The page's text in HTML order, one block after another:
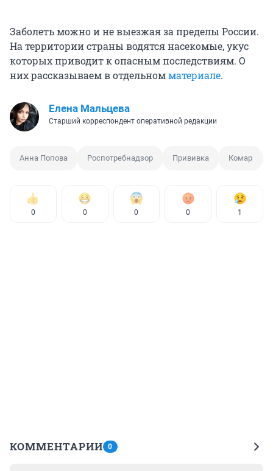
Заболеть можно и не выезжая за пределы России.
На территории страны водятся насекомые, укус
которых приводит к опасным последствиям. О
них рассказываем в отдельномматериале.
Елена Мальцева
Старший корреспондент оперативной редакции
Анна Попова Роспотребнадзор Прививка Комар
0 0 0 0 1
КОММЕНТАРИИ 0